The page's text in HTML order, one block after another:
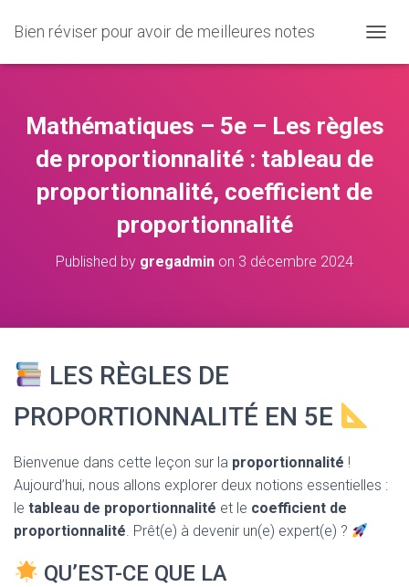
Bien réviser pour avoir de meilleures notes
U
R
Mathématiques – 5e – Les règles
de proportionnalité : tableau de
proportionnalité, coefficient de
proportionnalité
Published by gregadmin on 3 décembre 2024
LES RÈGLES DE
PROPORTIONNALITÉ EN 5E
Bienvenue dans cette leçon sur la proportionnalité !
Aujourd’hui, nous allons explorer deux notions essentielles :
le tableau de proportionnalité et le coefficient de
proportionnalité. Prêt(e) à devenir un(e) expert(e) ?
QU’EST-CE QUE LA